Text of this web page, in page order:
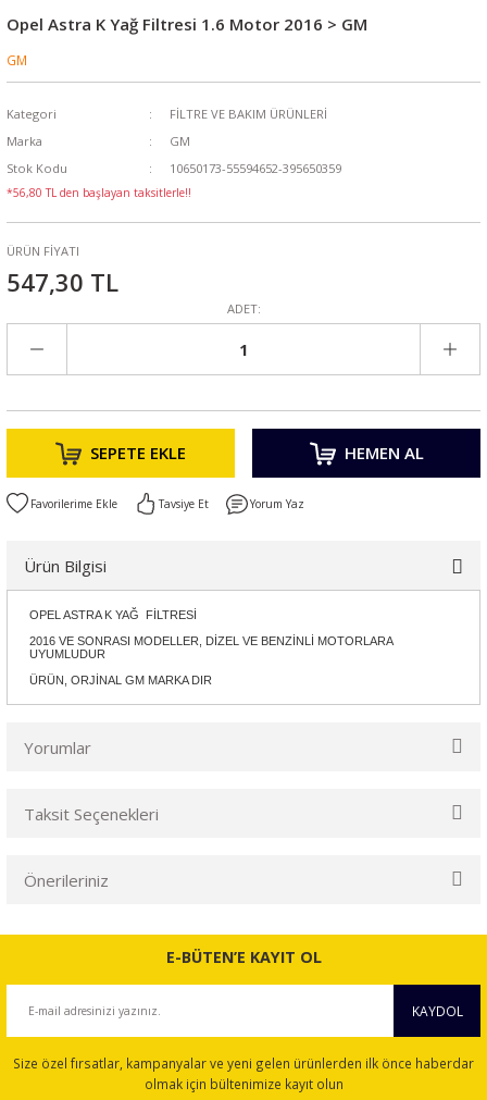
Opel Astra K Yağ Filtresi 1.6 Motor 2016 > GM
GM
Kategori
FİLTRE VE BAKIM ÜRÜNLERİ
Marka
GM
Stok Kodu
10650173-55594652-395650359
*56,80 TL den başlayan taksitlerle!!
ÜRÜN FİYATI
547,30 TL
ADET:
SEPETE EKLE HEMEN AL
Tavsiye Et Yorum Yaz
Ürün Bilgisi
OPEL ASTRA K YAĞ FİLTRESİ
2016 VE SONRASI MODELLER, DİZEL VE BENZİNLİ MOTORLARA
UYUMLUDUR
ÜRÜN, ORJİNAL GM MARKA DIR
Yorumlar
Taksit Seçenekleri
Önerileriniz
Bu ürünün fiyat bilgisi, resim, ürün açıklamalarında ve diğer
konularda yetersiz gördüğünüz noktaları öneri formunu
Ürün açıklamasında eksik bilgiler bulunuyor.
E-BÜTEN’E KAYIT OL
KAYDOL
Size özel fırsatlar, kampanyalar ve yeni gelen ürünlerden ilk önce haberdar
olmak için bültenimize kayıt olun